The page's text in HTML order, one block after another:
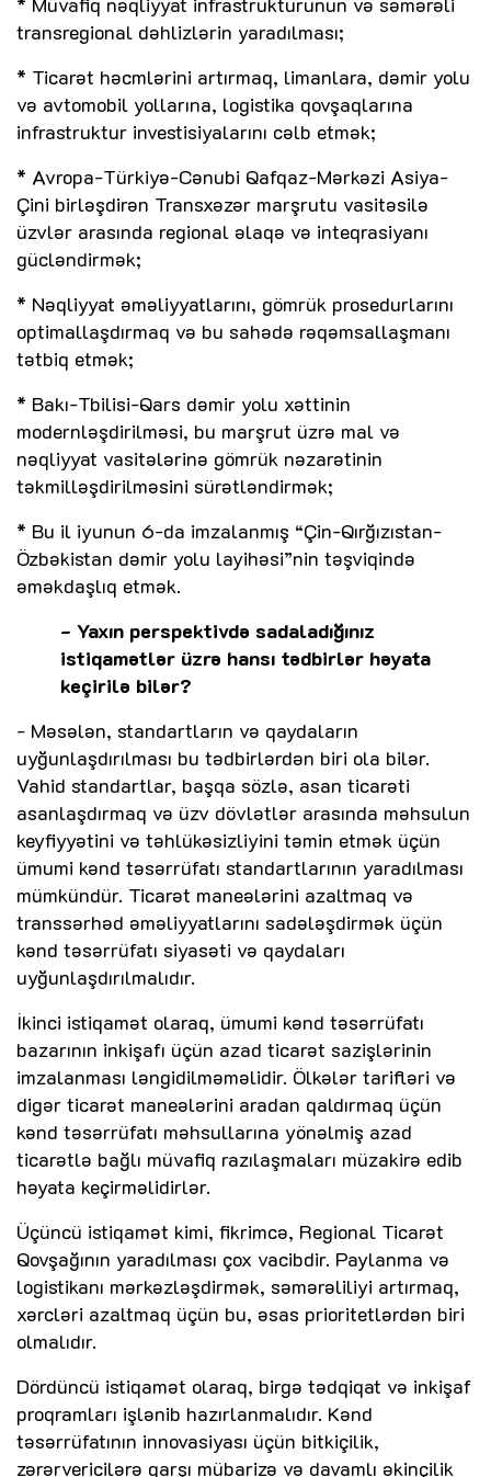
transregional dəhlizlərin yaradılması;
* Ticarət həcmlərini artırmaq, limanlara, dəmir yolu
və avtomobil yollarına, logistika qovşaqlarına
infrastruktur investisiyalarını cəlb etmək;
* Avropa-Türkiyə-Cənubi Qafqaz-Mərkəzi Asiya-
Çini birləşdirən Transxəzər marşrutu vasitəsilə
üzvlər arasında regional əlaqə və inteqrasiyanı
gücləndirmək;
* Nəqliyyat əməliyyatlarını, gömrük prosedurlarını
optimallaşdırmaq və bu sahədə rəqəmsallaşmanı
tətbiq etmək;
* Bakı-Tbilisi-Qars dəmir yolu xəttinin
modernləşdirilməsi, bu marşrut üzrə mal və
nəqliyyat vasitələrinə gömrük nəzarətinin
təkmilləşdirilməsini sürətləndirmək;
* Bu il iyunun 6-da imzalanmış “Çin-Qırğızıstan-
Özbəkistan dəmir yolu layihəsi”nin təşviqində
əməkdaşlıq etmək.
- Yaxın perspektivdə sadaladığınız
istiqamətlər üzrə hansı tədbirlər həyata
keçirilə bilər?
- Məsələn, standartların və qaydaların
uyğunlaşdırılması bu tədbirlərdən biri ola bilər.
Vahid standartlar, başqa sözlə, asan ticarəti
asanlaşdırmaq və üzv dövlətlər arasında məhsulun
keyfiyyətini və təhlükəsizliyini təmin etmək üçün
ümumi kənd təsərrüfatı standartlarının yaradılması
mümkündür. Ticarət maneələrini azaltmaq və
transsərhəd əməliyyatlarını sadələşdirmək üçün
kənd təsərrüfatı siyasəti və qaydaları
uyğunlaşdırılmalıdır.
İkinci istiqamət olaraq, ümumi kənd təsərrüfatı
bazarının inkişafı üçün azad ticarət sazişlərinin
imzalanması ləngidilməməlidir. Ölkələr tarifləri və
digər ticarət maneələrini aradan qaldırmaq üçün
kənd təsərrüfatı məhsullarına yönəlmiş azad
ticarətlə bağlı müvafiq razılaşmaları müzakirə edib
həyata keçirməlidirlər.
Üçüncü istiqamət kimi, fikrimcə, Regional Ticarət
Qovşağının yaradılması çox vacibdir. Paylanma və
logistikanı mərkəzləşdirmək, səmərəliliyi artırmaq,
xərcləri azaltmaq üçün bu, əsas prioritetlərdən biri
olmalıdır.
Dördüncü istiqamət olaraq, birgə tədqiqat və inkişaf
proqramları işlənib hazırlanmalıdır. Kənd
təsərrüfatının innovasiyası üçün bitkiçilik,
zərərvericilərə qarşı mübarizə və davamlı əkinçilik